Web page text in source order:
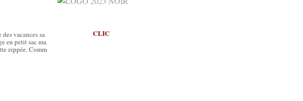
vacances sa
en petit sac ma
zippée. Comm
CLIC